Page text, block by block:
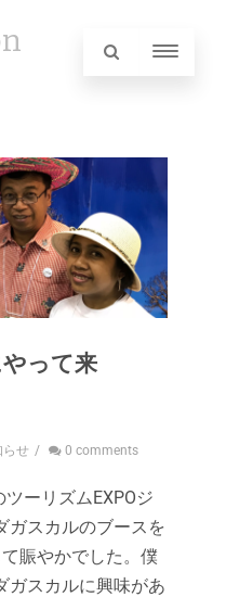
って来
らせ / 0 comments
ーリズムEXPOジ
ガスカルのブースを
賑やかでした。僕
ガスカルに興味があ